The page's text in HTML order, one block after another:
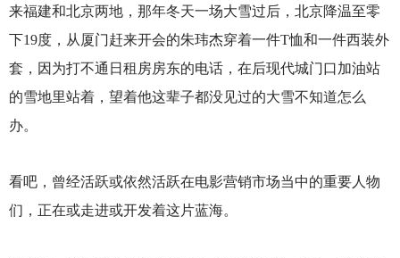
来福建和北京两地，那年冬天一场大雪过后，北京降温至零
下19度，从厦门赶来开会的朱玮杰穿着一件T恤和一件西装外
套，因为打不通日租房房东的电话，在后现代城门口加油站
的雪地里站着，望着他这辈子都没见过的大雪不知道怎么
办。
看吧，曾经活跃或依然活跃在电影营销市场当中的重要人物
们，正在或走进或开发着这片蓝海。